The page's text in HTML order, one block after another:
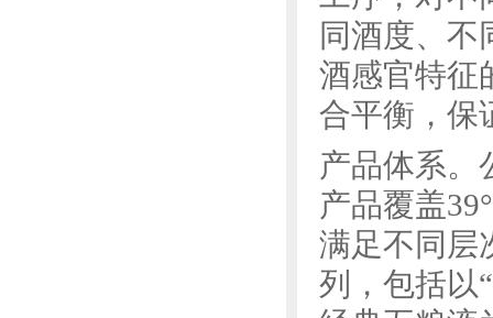
同酒度、不
酒感官特征
合平衡，保
产品体系。
产品覆盖
满足不同层
列，包括以